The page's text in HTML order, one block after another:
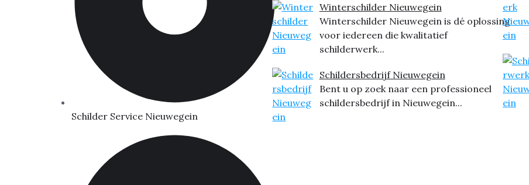
Schilder Service Nieuwegein
Winterschilder Nieuwegein
Winterschilder Nieuwegein is dé oplossing
voor iedereen die kwalitatief
schilderwerk...
Schildersbedrijf Nieuwegein
Bent u op zoek naar een professioneel
schildersbedrijf in Nieuwegein...